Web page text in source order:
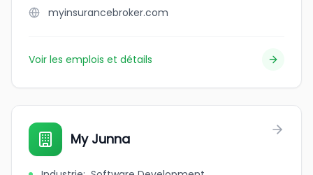
myinsurancebroker.com
Voir les emplois et détails
My Junna